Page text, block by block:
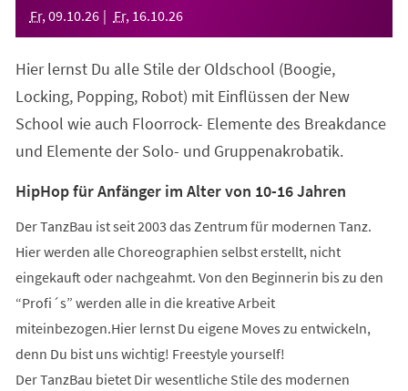
Fr, 09.10.26 Fr, 16.10.26
Hier lernst Du alle Stile der Oldschool (Boogie,
Locking, Popping, Robot) mit Einflüssen der New
School wie auch Floorrock- Elemente des Breakdance
und Elemente der Solo- und Gruppenakrobatik.
HipHop für Anfänger im Alter von 10-16 Jahren
Der TanzBau ist seit 2003 das Zentrum für modernen Tanz.
Hier werden alle Choreographien selbst erstellt, nicht
eingekauft oder nachgeahmt. Von den Beginnerin bis zu den
“Profi´s” werden alle in die kreative Arbeit
miteinbezogen.Hier lernst Du eigene Moves zu entwickeln,
denn Du bist uns wichtig! Freestyle yourself!
Der TanzBau bietet Dir wesentliche Stile des modernen